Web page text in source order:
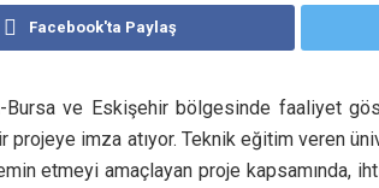
Facebook'ta Paylaş
Bursa ve Eskişehir bölgesinde faaliyet
projeye imza atıyor. Teknik eğitim veren
etmeyi amaçlayan proje kapsamında,